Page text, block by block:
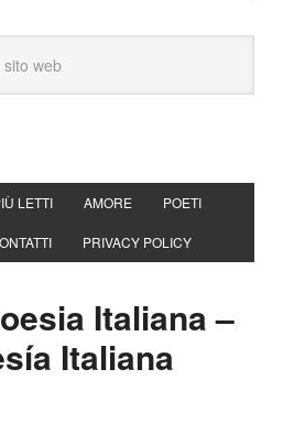
LETTI AMORE POETI
PRIVACY POLICY
Italiana –
Italiana